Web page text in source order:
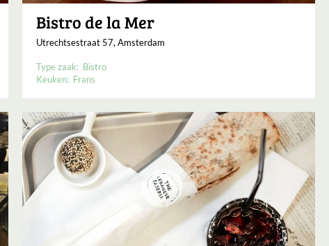
Bistro de la Mer
Utrechtsestraat 57, Amsterdam
Type zaak: Bistro
Keuken: Frans